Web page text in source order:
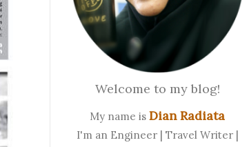
Welcome to my blog!
My name is Dian Radiata
I'm an Engineer | Travel Writer |